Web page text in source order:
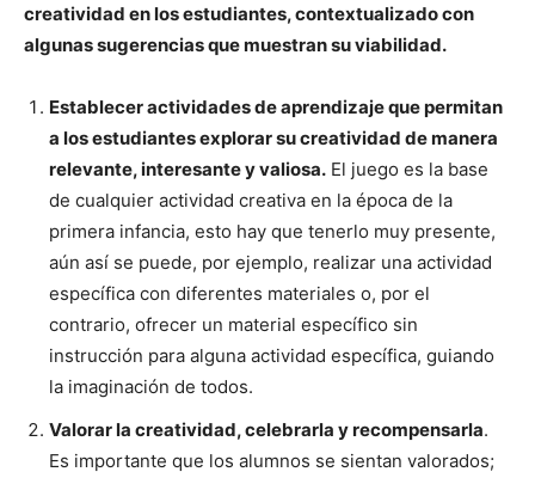
creatividad en los estudiantes, contextualizado con
algunas sugerencias que muestran su viabilidad.
Establecer actividades de aprendizaje que permitan
a los estudiantes explorar su creatividad de manera
relevante, interesante y valiosa. El juego es la base
de cualquier actividad creativa en la época de la
primera infancia, esto hay que tenerlo muy presente,
aún así se puede, por ejemplo, realizar una actividad
específica con diferentes materiales o, por el
contrario, ofrecer un material específico sin
instrucción para alguna actividad específica, guiando
la imaginación de todos.
Valorar la creatividad, celebrarla y recompensarla.
Es importante que los alumnos se sientan valorados;